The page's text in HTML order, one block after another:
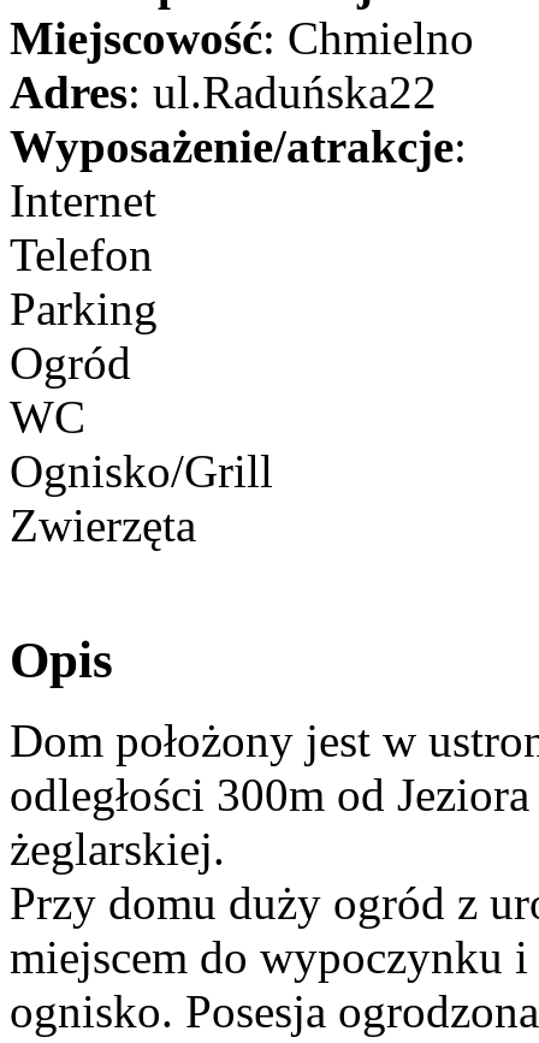
Miejscowość: Chmielno
Adres: ul.Raduńska22
Wyposażenie/atrakcje:
Internet
Telefon
Parking
Ogród
WC
Ognisko/Grill
Zwierzęta
Opis
Dom położony jest w
odległości 300m od
żeglarskiej.
Przy domu duży ogród z
miejscem do wypoczynku
ognisko. Posesja